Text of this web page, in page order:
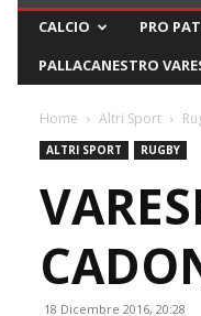
CALCIO PRO
PALLACANESTRO
Home Altri Sport
ALTRI SPORT RUGBY
18 Dicembre 2016, 20:28